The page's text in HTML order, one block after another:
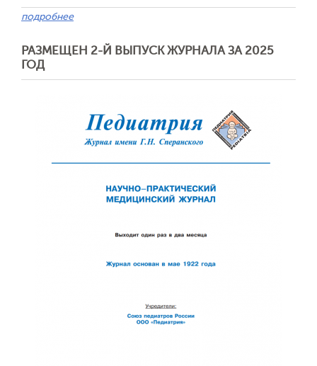
подробнее
РАЗМЕЩЕН 2-Й ВЫПУСК ЖУРНАЛА ЗА 2025
ГОД